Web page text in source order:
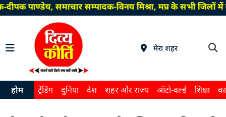
पाण्डेय, समाचार सम्पादक-विनय मिश्रा, मप्र के सभी
मेरा शहर
होम ट्रेंडिंग दुनिया देश शहर और राज्य ऑटो-वर्ल्ड शिक्षा